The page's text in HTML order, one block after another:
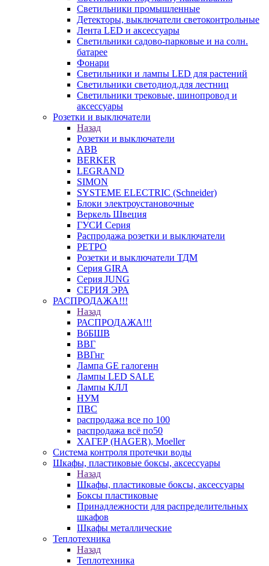
Светильники промышленные
Детекторы, выключатели светоконтрольные
Лента LED и аксессуары
Светильники садово-парковые и на солн.
батарее
Фонари
Светильники и лампы LED для растений
Светильники светодиод.для лестниц
Светильники трековые, шинопровод и
аксессуары
Розетки и выключатели
Назад
Розетки и выключатели
ABB
BERKER
LEGRAND
SIMON
SYSTEME ELECTRIC (Schneider)
Блоки электроустановочные
Веркель Швеция
ГУСИ Серия
Распродажа розетки и выключатели
РЕТРО
Розетки и выключатели ТДМ
Серия GIRA
Серия JUNG
СЕРИЯ ЭРА
РАСПРОДАЖА!!!
Назад
РАСПРОДАЖА!!!
ВбБШВ
ВВГ
ВВГнг
Лампа GE галогенн
Лампы LED SALE
Лампы КЛЛ
НУМ
ПВС
распродажа все по 100
распродажа всё по50
ХАГЕР (HAGER), Moeller
Система контроля протечки воды
Шкафы, пластиковые боксы, аксессуары
Назад
Шкафы, пластиковые боксы, аксессуары
Боксы пластиковые
Принадлежности для распределительных
шкафов
Шкафы металлические
Теплотехника
Назад
Теплотехника